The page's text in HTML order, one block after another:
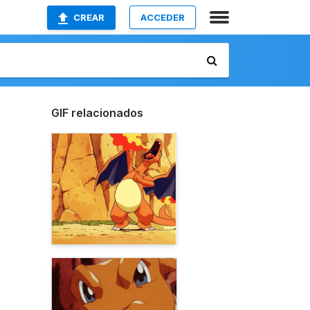
CREAR ACCEDER
GIF relacionados